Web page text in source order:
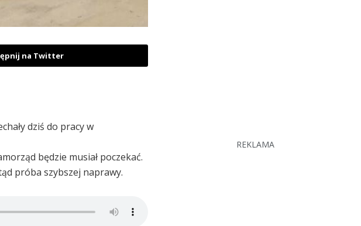
na Twitter
dziś do pracy w
będzie musiał poczekać.
próba szybszej naprawy.
REKLAMA